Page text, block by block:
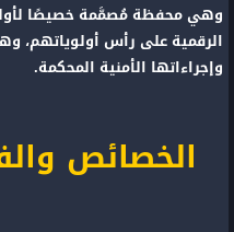
وهي محفظة مُصمَّمة خصيصًا
الرقمية على رأس أولوياتهم،
وإجراءاتها الأمنية المحكمة.
الخصائص